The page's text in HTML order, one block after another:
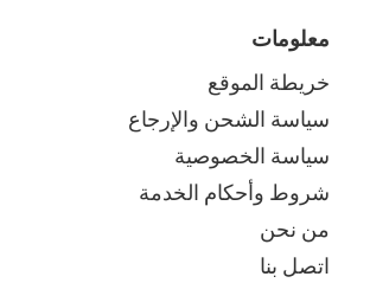
معلومات
خريطة الموقع
سياسة الشحن والإرجاع
سياسة الخصوصية
شروط وأحكام الخدمة
من نحن
اتصل بنا